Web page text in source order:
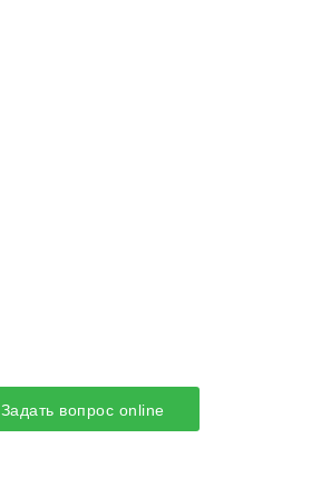
Задать вопрос online